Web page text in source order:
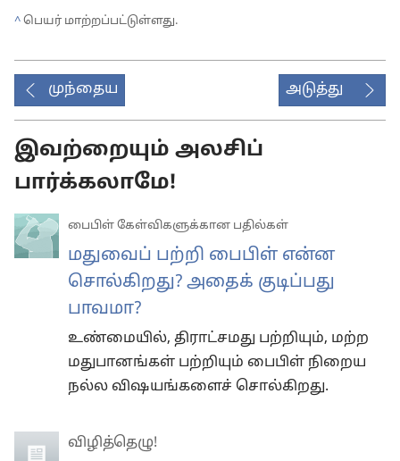
^பெயர் மாற்றப்பட்டுள்ளது.
முந்தைய அடுத்து
இவற்றையும் அலசிப்
பார்க்கலாமே!
பைபிள் கேள்விகளுக்கான பதில்கள்
மதுவைப் பற்றி பைபிள் என்ன
சொல்கிறது? அதைக் குடிப்பது
பாவமா?
உண்மையில், திராட்சமது பற்றியும், மற்ற
மதுபானங்கள் பற்றியும் பைபிள் நிறைய
நல்ல விஷயங்களைச் சொல்கிறது.
விழித்தெழு!